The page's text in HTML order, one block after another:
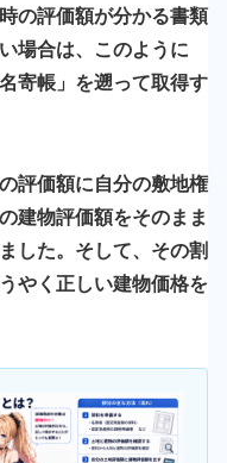
の評価額が分かる書類
場合は、このように
寄帳」を遡って取得す
評価額に自分の敷地権
建物評価額をそのまま
した。そして、その割
やく正しい建物価格を